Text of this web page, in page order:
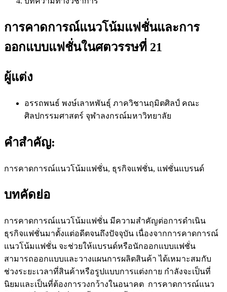
การคาดการณ์แนวโน้มแฟชั่นและการ
ออกแบบแฟชั่นในศตวรรษที่ 21
ผู้แต่ง
อรรถพนธ์ พงษ์เลาหพันธุ์ ภาควิชานฤมิตศิลป์ คณะ
ศิลปกรรมศาสตร์ จุฬาลงกรณ์มหาวิทยาลัย
คำสำคัญ:
การคาดการณ์แนวโน้มแฟชั่น, ธุรกิจแฟชั่น, แฟชั่นแบรนด์
บทคัดย่อ
การคาดการณ์แนวโน้มแฟชั่น มีความสำคัญต่อการดำเนิน
ธุรกิจแฟชั่นมาตั้งแต่อดีตจนถึงปัจจุบัน เนื่องจากการคาดการณ์
แนวโน้มแฟชั่น จะช่วยให้แบรนด์หรือนักออกแบบแฟชั่น
สามารถออกแบบและวางแผนการผลิตสินค้า ได้เหมาะสมกับ
ช่วงระยะเวลาที่สินค้าหรือรูปแบบการแต่งกาย กำลังจะเป็นที่
นิยมและเป็นที่ต้องการวงกว้างในอนาคต การคาดการณ์แนว